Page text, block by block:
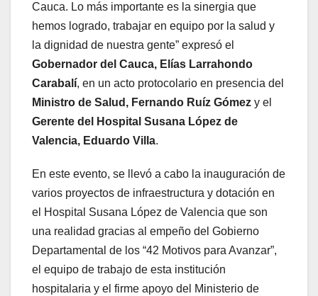
Cauca. Lo más importante es la sinergia que
hemos logrado, trabajar en equipo por la salud y
la dignidad de nuestra gente” expresó el
Gobernador del Cauca, Elías Larrahondo
Carabalí, en un acto protocolario en presencia del
Ministro de Salud, Fernando Ruíz Gómez y el
Gerente del Hospital Susana López de
Valencia, Eduardo Villa.
En este evento, se llevó a cabo la inauguración de
varios proyectos de infraestructura y dotación en
el Hospital Susana López de Valencia que son
una realidad gracias al empeño del Gobierno
Departamental de los “42 Motivos para Avanzar”,
el equipo de trabajo de esta institución
hospitalaria y el firme apoyo del Ministerio de